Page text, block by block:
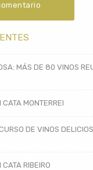
MÁS DE 80 VINOS
MONTERREI
DE VINOS
RIBEIRO